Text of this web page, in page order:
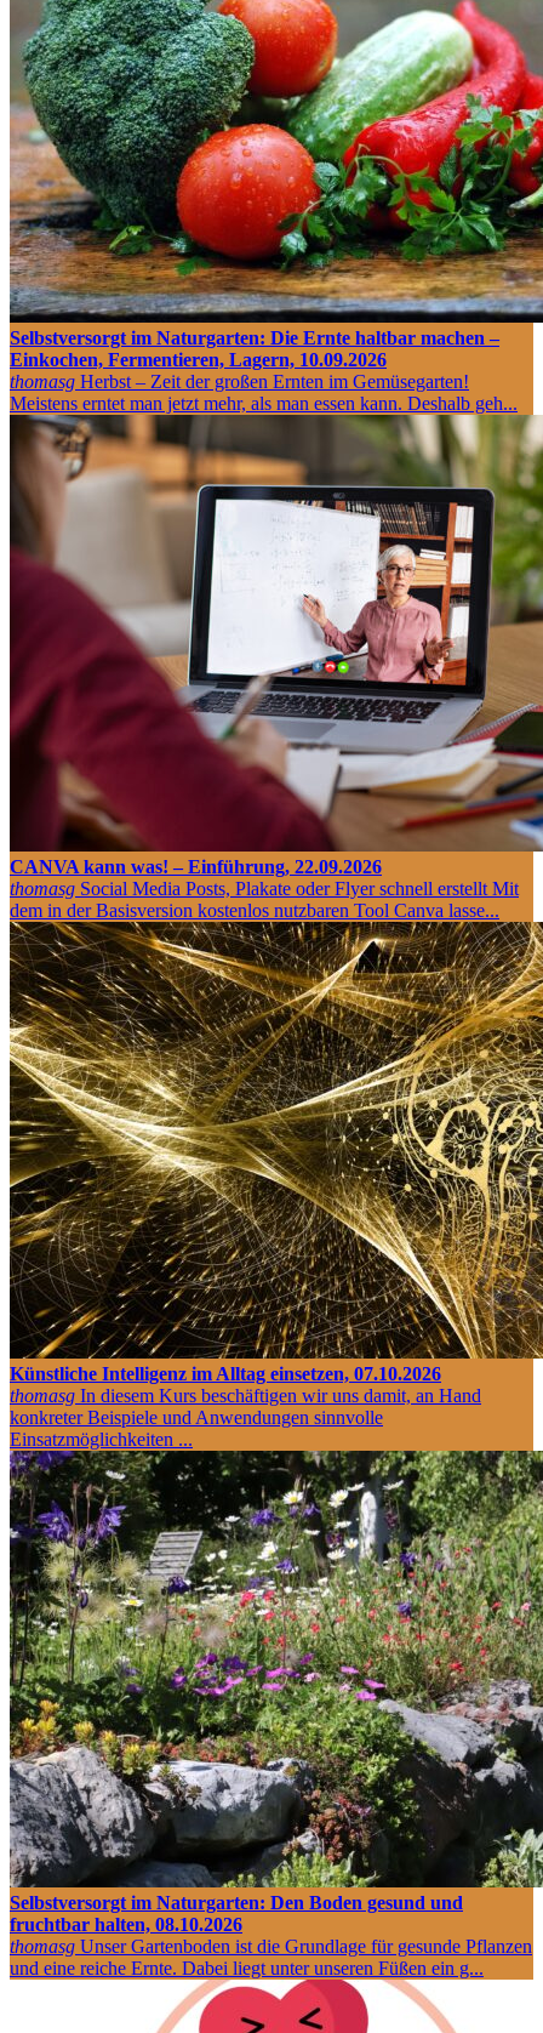
Selbstversorgt im Naturgarten: Die Ernte haltbar machen –
Einkochen, Fermentieren, Lagern, 10.09.2026
thomasg Herbst – Zeit der großen Ernten im Gemüsegarten!
Meistens erntet man jetzt mehr, als man essen kann. Deshalb geh...
CANVA kann was! – Einführung, 22.09.2026
thomasg Social Media Posts, Plakate oder Flyer schnell erstellt Mit
dem in der Basisversion kostenlos nutzbaren Tool Canva lasse...
Künstliche Intelligenz im Alltag einsetzen, 07.10.2026
thomasg In diesem Kurs beschäftigen wir uns damit, an Hand
konkreter Beispiele und Anwendungen sinnvolle
Einsatzmöglichkeiten ...
Selbstversorgt im Naturgarten: Den Boden gesund und
fruchtbar halten, 08.10.2026
thomasg Unser Gartenboden ist die Grundlage für gesunde Pflanzen
und eine reiche Ernte. Dabei liegt unter unseren Füßen ein g...